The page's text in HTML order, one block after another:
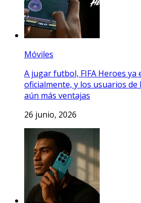
Móviles
A jugar futbol, FIFA Heroes ya
oficialmente, y los usuarios
aún más ventajas
26 junio, 2026